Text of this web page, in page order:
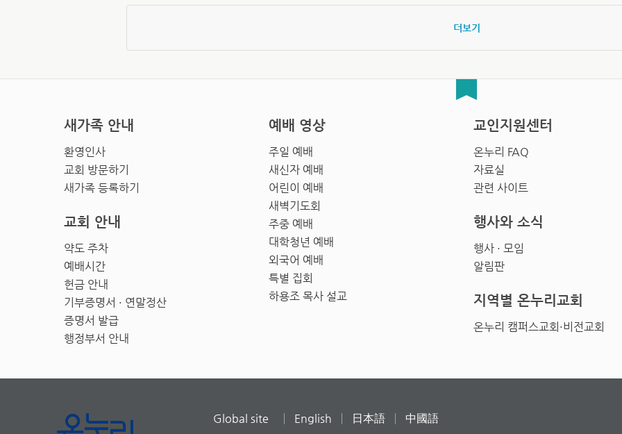
더보기
새가족 안내
환영인사
교회 방문하기
새가족 등록하기
예배 영상
주일 예배
새신자 예배
어린이 예배
새벽기도회
주중 예배
대학청년 예배
외국어 예배
특별 집회
하용조 목사 설교
교인지원센터
온누리 FAQ
자료실
관련 사이트
교회 안내
약도 주차
예배시간
헌금 안내
기부증명서 · 연말정산
증명서 발급
행정부서 안내
행사와 소식
행사 · 모임
알림판
지역별 온누리교회
온누리 캠퍼스교회·비전교회
Global site English 日本語 中國語